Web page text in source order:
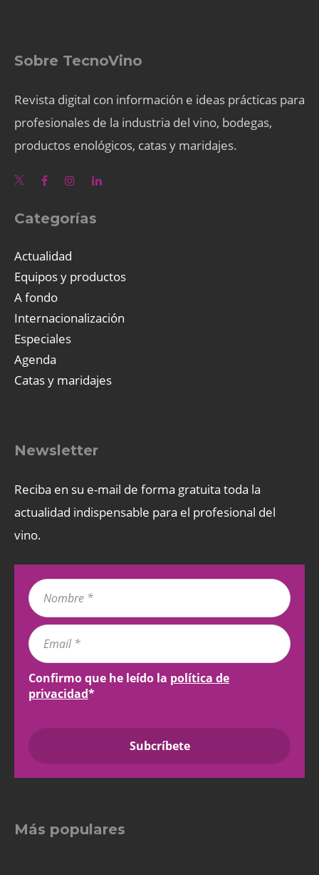
Sobre TecnoVino
Revista digital con información e ideas prácticas para
profesionales de la industria del vino, bodegas,
productos enológicos, catas y maridajes.
Categorías
Actualidad
Equipos y productos
A fondo
Internacionalización
Especiales
Agenda
Catas y maridajes
Newsletter
Reciba en su e-mail de forma gratuita toda la
actualidad indispensable para el profesional del
vino.
Confirmo que he leído la política de
privacidad*
Más populares